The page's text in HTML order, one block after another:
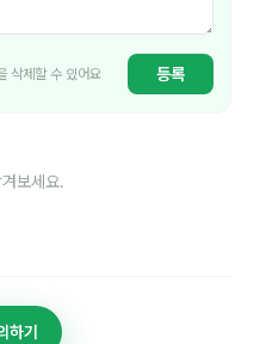
삭제할 수 있어요 등록
보세요.
하기